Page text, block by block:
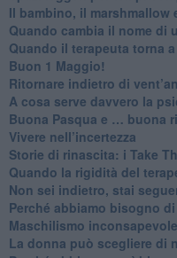
Il bambino, il marshmallow
​Quando cambia il nome di
​Quando il terapeuta torna
​Buon 1 Maggio!
Ritornare indietro di
​A cosa serve davvero la
​Buona Pasqua e … buona
​Vivere nell’incertezza
​Storie di rinascita: i Take
​Quando la rigidità del
​Non sei indietro, stai
​Perché abbiamo bisogno
​Maschilismo inconsapevole
​La donna può scegliere di